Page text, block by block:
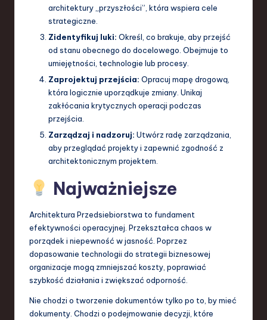
architektury „przyszłości”, która wspiera cele
strategiczne.
Zidentyfikuj luki: Określ, co brakuje, aby przejść
od stanu obecnego do docelowego. Obejmuje to
umiejętności, technologie lub procesy.
Zaprojektuj przejścia: Opracuj mapę drogową,
która logicznie uporządkuje zmiany. Unikaj
zakłócania krytycznych operacji podczas
przejścia.
Zarządzaj i nadzoruj: Utwórz radę zarządzania,
aby przeglądać projekty i zapewnić zgodność z
architektonicznym projektem.
Najważniejsze
Architektura Przedsiebiorstwa to fundament
efektywności operacyjnej. Przekształca chaos w
porządek i niepewność w jasność. Poprzez
dopasowanie technologii do strategii biznesowej
organizacje mogą zmniejszać koszty, poprawiać
szybkość działania i zwiększać odporność.
Nie chodzi o tworzenie dokumentów tylko po to, by mieć
dokumenty. Chodzi o podejmowanie decyzji, które